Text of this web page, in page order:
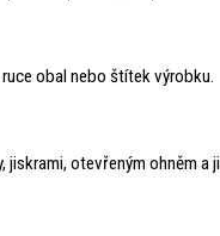
obal nebo štítek výrobku.
jiskrami, otevřeným ohněm a